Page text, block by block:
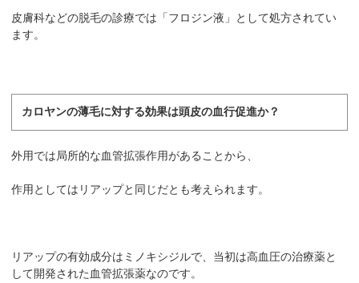
皮膚科などの脱毛の診療では「フロジン液」として処方されてい
ます。
カロヤンの薄毛に対する効果は頭皮の血行促進か？
外用では局所的な血管拡張作用があることから、
作用としてはリアップと同じだとも考えられます。
リアップの有効成分はミノキシジルで、当初は高血圧の治療薬と
して開発された血管拡張薬なのです。